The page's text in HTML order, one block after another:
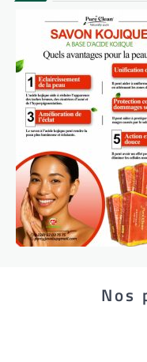
Nos